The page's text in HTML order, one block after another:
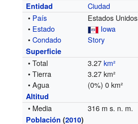
Entidad
Ciudad
• País
Estados Unidos
• Estado
Iowa
•Condado Story
Superficie
• Total 3.27km²
• Tierra
3.27 km²
• Agua
(0%) 0 km²
Altitud
• Media 316 m s. n. m.
Población (2010)